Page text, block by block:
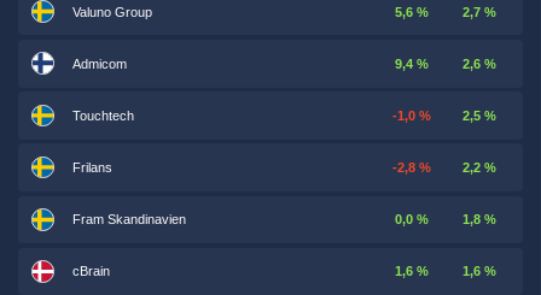
Valuno Group 5,6 % 2,7 %
Admicom 9,4 % 2,6 %
Touchtech -1,0 % 2,5 %
Frilans -2,8 % 2,2 %
Fram Skandinavien 0,0 % 1,8 %
cBrain 1,6 % 1,6 %